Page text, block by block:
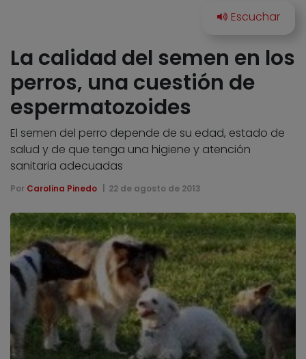
La calidad del semen en los
perros, una cuestión de
espermatozoides
El semen del perro depende de su edad, estado de
salud y de que tenga una higiene y atención
sanitaria adecuadas
Por Carolina Pinedo 22 de agosto de 2013